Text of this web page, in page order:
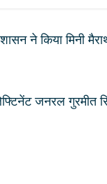
ने किया मिनी
जनरल गुरमीत